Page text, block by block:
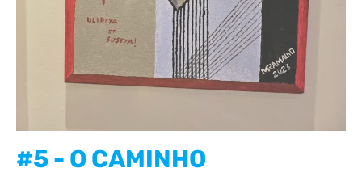
#5 - O CAMINHO